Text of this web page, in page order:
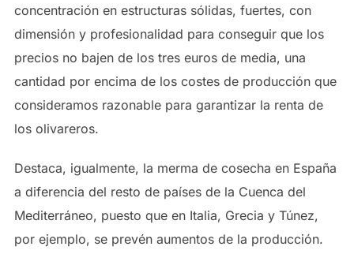
concentración en estructuras sólidas, fuertes, con
dimensión y profesionalidad para conseguir que los
precios no bajen de los tres euros de media, una
cantidad por encima de los costes de producción que
consideramos razonable para garantizar la renta de
los olivareros.
Destaca, igualmente, la merma de cosecha en España
a diferencia del resto de países de la Cuenca del
Mediterráneo, puesto que en Italia, Grecia y Túnez,
por ejemplo, se prevén aumentos de la producción.